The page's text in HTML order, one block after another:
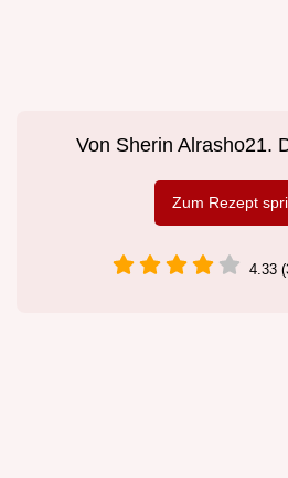
Von Sherin Alrasho21.
Zum Rezept
4.33